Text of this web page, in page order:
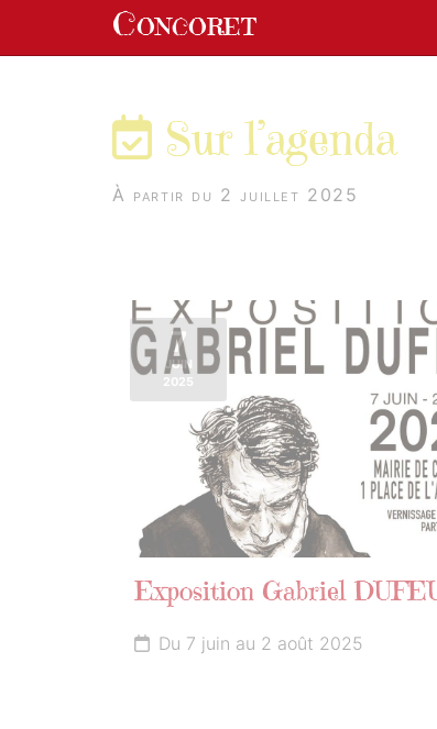
Concoret
Sur l’agenda
À partir du 2 juillet 2025
7
JUIN
2025
Exposition Gabriel
Du 7 juin au 2 août 2025
Panneau de gestion des cookies